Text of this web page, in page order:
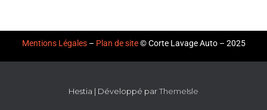
Mentions Légales– Plan de site© Corte Lavage Auto – 2025
Hestia | Développé parThemeIsle